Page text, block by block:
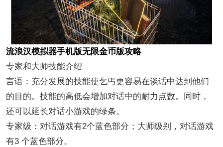
流浪汉模拟器手机版无限金币版攻略
专家和大师技能介绍
言语：充分发展的技能使乞丐更容易在谈话中达到他们
的目的。技能的高低会增加对话中的耐力点数。同时，
还可以延长对话小游戏的绿条。
专家级：对话游戏有2个蓝色部分；大师级别，对话游戏
有3 个蓝色部分。